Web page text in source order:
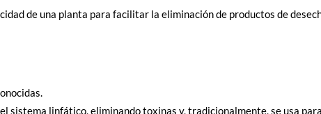
de una planta para facilitar la eliminación de productos de
sistema linfático, eliminando toxinas y, tradicionalmente, se usa